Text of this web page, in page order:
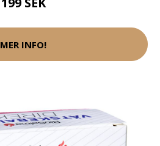
MER INFO!